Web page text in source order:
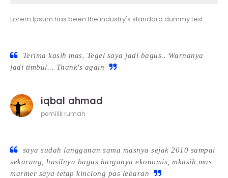
Lorem Ipsum has been the industry's standard dummy text.
Terima kasih mas. Tegel saya jadi bagus.. Warnanya
jadi timbul... Thank's again
iqbal ahmad
pemilik rumah
saya sudah langganan sama masnya sejak 2010 sampai
sekarang, hasilnya bagus harganya ekonomis, mkasih mas
marmer saya tetap kinclong pas lebaran